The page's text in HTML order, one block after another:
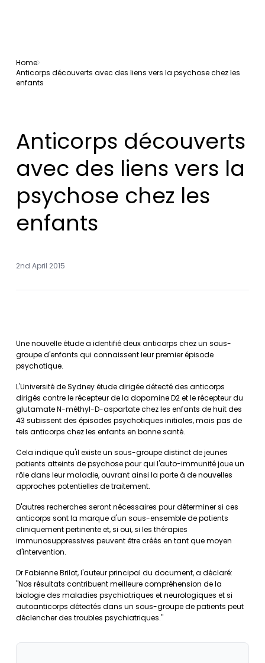
Home
Anticorps découverts avec des liens vers la psychose chez les
enfants
Anticorps découverts
avec des liens vers la
psychose chez les
enfants
2nd April 2015
Une nouvelle étude a identifié deux anticorps chez un sous-
groupe d'enfants qui connaissent leur premier épisode
psychotique.
L'Université de Sydney étude dirigée détecté des anticorps
dirigés contre le récepteur de la dopamine D2 et le récepteur du
glutamate N-méthyl-D-aspartate chez les enfants de huit des
43 subissent des épisodes psychotiques initiales, mais pas de
tels anticorps chez les enfants en bonne santé.
Cela indique qu'il existe un sous-groupe distinct de jeunes
patients atteints de psychose pour qui l'auto-immunité joue un
rôle dans leur maladie, ouvrant ainsi la porte à de nouvelles
approches potentielles de traitement.
D'autres recherches seront nécessaires pour déterminer si ces
anticorps sont la marque d'un sous-ensemble de patients
cliniquement pertinente et, si oui, si les thérapies
immunosuppressives peuvent être créés en tant que moyen
d'intervention.
Dr Fabienne Brilot, l'auteur principal du document, a déclaré:
"Nos résultats contribuent meilleure compréhension de la
biologie des maladies psychiatriques et neurologiques et si
autoanticorps détectés dans un sous-groupe de patients peut
déclencher des troubles psychiatriques."